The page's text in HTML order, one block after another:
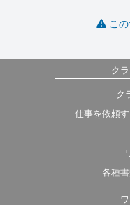
こ
ク
ク
仕事を依頼
各種